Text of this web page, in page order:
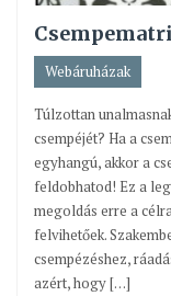
Webáruházak
Túlzottan
csempéjét? Ha a
egyhangú, akkor a
feldobhatod! Ez a
megoldás erre a
felvihetőek.
csempézéshez,
azért, hogy […]